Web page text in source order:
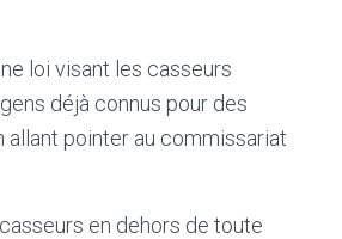
loi visant les casseurs
déjà connus pour des
pointer au commissariat
en dehors de toute